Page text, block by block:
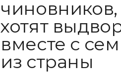
чиновников,
хотят
вместе с
из страны